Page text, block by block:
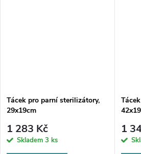
Tácek pro parní sterilizátory,
29x19cm
1 283 Kč
Skladem 3 ks
1